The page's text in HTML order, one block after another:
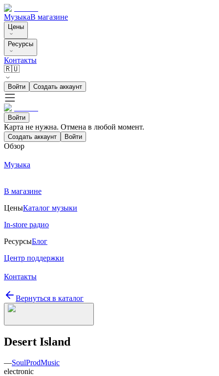
МузыкаВ магазине
Цены
Ресурсы
Контакты
🇷🇺
Войти Создать аккаунт
Войти
Карта не нужна. Отмена в любой момент.
Создать аккаунт Войти
Обзор
Музыка
В магазине
ЦеныКаталог музыки
In-store радио
РесурсыБлог
Центр поддержки
Контакты
Вернуться в каталог
Desert Island
—SoulProdMusic
electronic